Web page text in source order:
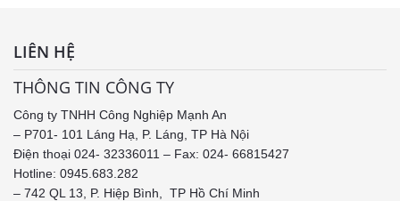
LIÊN HỆ
THÔNG TIN CÔNG TY
Công ty TNHH Công Nghiệp Mạnh An
– P701- 101 Láng Hạ, P. Láng, TP Hà Nội
Điện thoại 024- 32336011 – Fax: 024- 66815427
Hotline: 0945.683.282
– 742 QL 13, P. Hiệp Bình, TP Hồ Chí Minh